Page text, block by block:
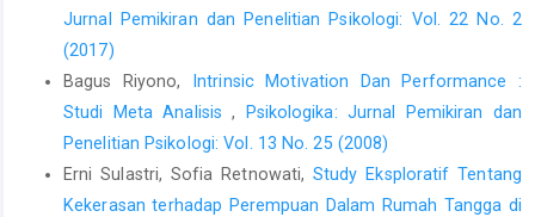
Jurnal Pemikiran dan Penelitian Psikologi: Vol. 22 No. 2
(2017)
Bagus Riyono,
Intrinsic Motivation Dan Performance :
Studi Meta Analisis,
Psikologika: Jurnal Pemikiran dan
Penelitian Psikologi: Vol. 13 No. 25 (2008)
Erni Sulastri, Sofia Retnowati,Study Eksploratif Tentang
Kekerasan terhadap Perempuan Dalam Rumah Tangga di